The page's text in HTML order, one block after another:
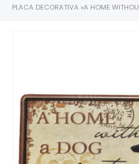
PLACA DECORATIVA »A HOME